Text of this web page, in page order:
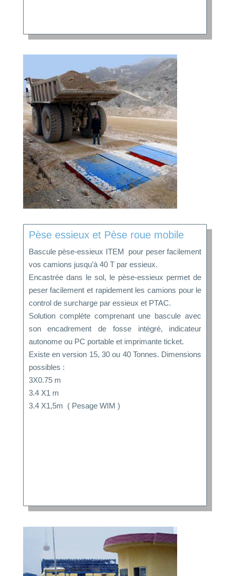
Pèse essieux et Pèse roue mobile
Bascule pèse-essieux ITEM pour peser facilement
vos camions jusqu’à 40 T par essieux.
Encastrée dans le sol, le pèse-essieux permet de
peser facilement et rapidement les camions pour le
control de surcharge par essieux et PTAC.
Solution complète comprenant une bascule avec
son encadrement de fosse intégré, indicateur
autonome ou PC portable et imprimante ticket.
Existe en version 15, 30 ou 40 Tonnes. Dimensions
possibles :
3X0.75 m
3.4 X1 m
3.4 X1,5m ( Pesage WIM )